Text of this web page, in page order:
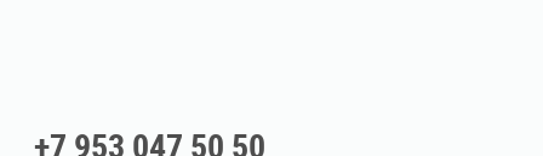
+7 953 047 50 50